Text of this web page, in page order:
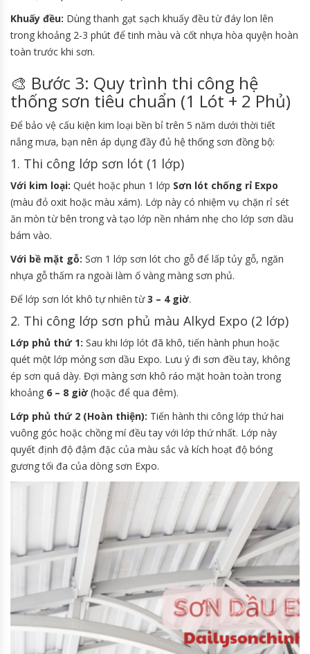
Khuấy đều: Dùng thanh gạt sạch khuấy đều từ đáy lon lên
trong khoảng 2-3 phút để tinh màu và cốt nhựa hòa quyện hoàn
toàn trước khi sơn.
🎨 Bước 3: Quy trình thi công hệ
thống sơn tiêu chuẩn (1 Lót + 2 Phủ)
Để bảo vệ cấu kiện kim loại bền bỉ trên 5 năm dưới thời tiết
nắng mưa, bạn nên áp dụng đầy đủ hệ thống sơn đồng bộ:
1. Thi công lớp sơn lót (1 lớp)
Với kim loại: Quét hoặc phun 1 lớp Sơn lót chống rỉ Expo
(màu đỏ oxit hoặc màu xám). Lớp này có nhiệm vụ chặn rỉ sét
ăn mòn từ bên trong và tạo lớp nền nhám nhẹ cho lớp sơn dầu
bám vào.
Với bề mặt gỗ: Sơn 1 lớp sơn lót cho gỗ để lấp tủy gỗ, ngăn
nhựa gỗ thấm ra ngoài làm ố vàng màng sơn phủ.
Để lớp sơn lót khô tự nhiên từ3 – 4 giờ.
2. Thi công lớp sơn phủ màu Alkyd Expo (2 lớp)
Lớp phủ thứ 1: Sau khi lớp lót đã khô, tiến hành phun hoặc
quét một lớp mỏng sơn dầu Expo. Lưu ý đi sơn đều tay, không
ép sơn quá dày. Đợi màng sơn khô ráo mặt hoàn toàn trong
khoảng 6 – 8 giờ (hoặc để qua đêm).
Lớp phủ thứ 2 (Hoàn thiện): Tiến hành thi công lớp thứ hai
vuông góc hoặc chồng mí đều tay với lớp thứ nhất. Lớp này
quyết định độ đậm đặc của màu sắc và kích hoạt độ bóng
gương tối đa của dòng sơn Expo.